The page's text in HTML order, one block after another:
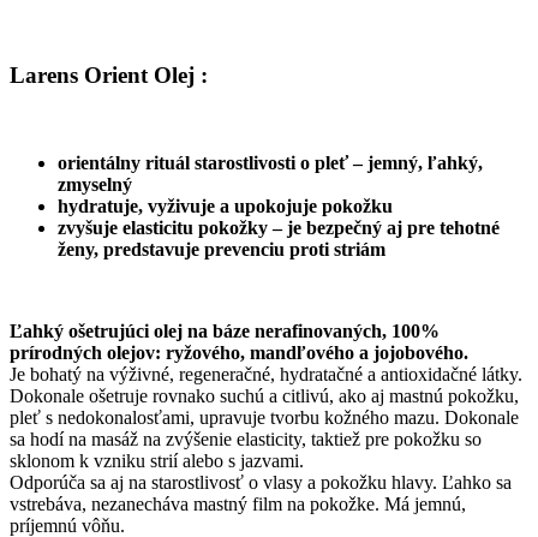
Larens Orient Olej :
orientálny rituál starostlivosti o pleť – jemný, ľahký,
zmyselný
hydratuje, vyživuje a upokojuje pokožku
zvyšuje elasticitu pokožky – je bezpečný aj pre tehotné
ženy, predstavuje prevenciu proti striám
Ľahký ošetrujúci olej na báze nerafinovaných, 100%
prírodných olejov: ryžového, mandľového a jojobového.
Je bohatý na výživné, regeneračné, hydratačné a antioxidačné látky.
Dokonale ošetruje rovnako suchú a citlivú, ako aj mastnú pokožku,
pleť s nedokonalosťami, upravuje tvorbu kožného mazu. Dokonale
sa hodí na masáž na zvýšenie elasticity, taktiež pre pokožku so
sklonom k vzniku strií alebo s jazvami.
Odporúča sa aj na starostlivosť o vlasy a pokožku hlavy. Ľahko sa
vstrebáva, nezanecháva mastný film na pokožke. Má jemnú,
príjemnú vôňu.